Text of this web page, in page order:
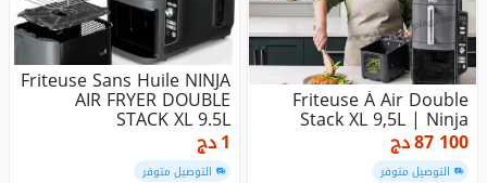
Friteuse À Air Double
Stack XL 9,5L | Ninja
87 100دج
التوصيل متوفر
Friteuse Sans Huile NINJA
AIR FRYER DOUBLE
STACK XL 9.5L
1دج
التوصيل متوفر